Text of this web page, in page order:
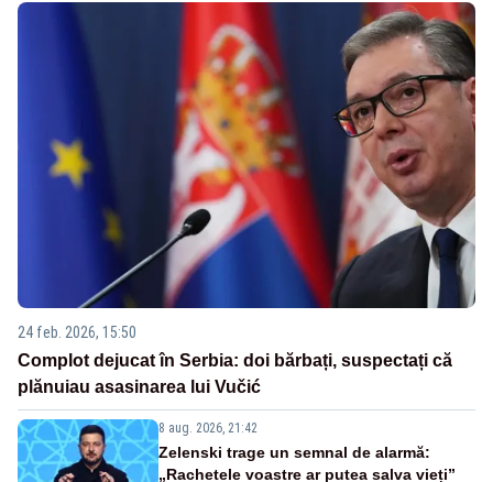
24 feb. 2026, 15:50
Complot dejucat în Serbia: doi bărbați, suspectați că
plănuiau asasinarea lui Vučić
8 aug. 2026, 21:42
Zelenski trage un semnal de alarmă:
„Rachetele voastre ar putea salva vieți”